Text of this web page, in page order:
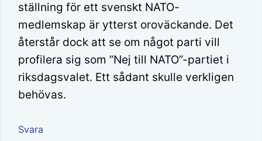
ställning för ett svenskt NATO-
medlemskap är ytterst oroväckande. Det
återstår dock att se om något parti vill
profilera sig som ”Nej till NATO”-partiet i
riksdagsvalet. Ett sådant skulle verkligen
behövas.
Svara